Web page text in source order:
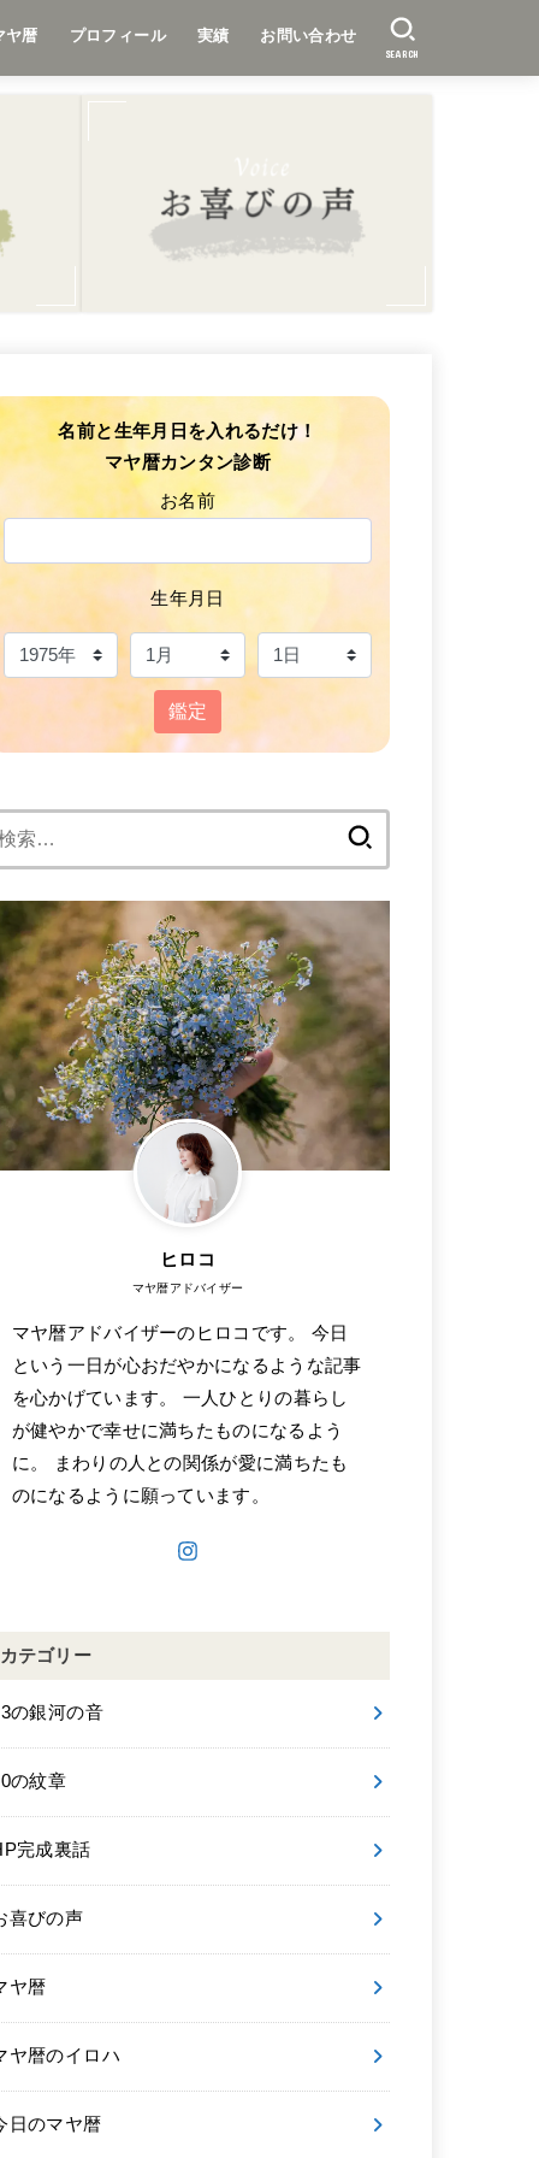
ヤ暦 プロフィール 実績 お問い合わせ
SEARCH
名前と生年月日を入れるだけ！
マヤ暦カンタン診断
お名前
生年月日
鑑定
ヒロコ
マヤ暦アドバイザー
マヤ暦アドバイザーのヒロコです。 今日
という一日が心おだやかになるような記事
を心かげています。 一人ひとりの暮らし
が健やかで幸せに満ちたものになるよう
に。 まわりの人との関係が愛に満ちたも
のになるように願っています。
カテゴリー
の銀河の音
の紋章
完成裏話
喜びの声
ヤ暦
ヤ暦のイロハ
日のマヤ暦